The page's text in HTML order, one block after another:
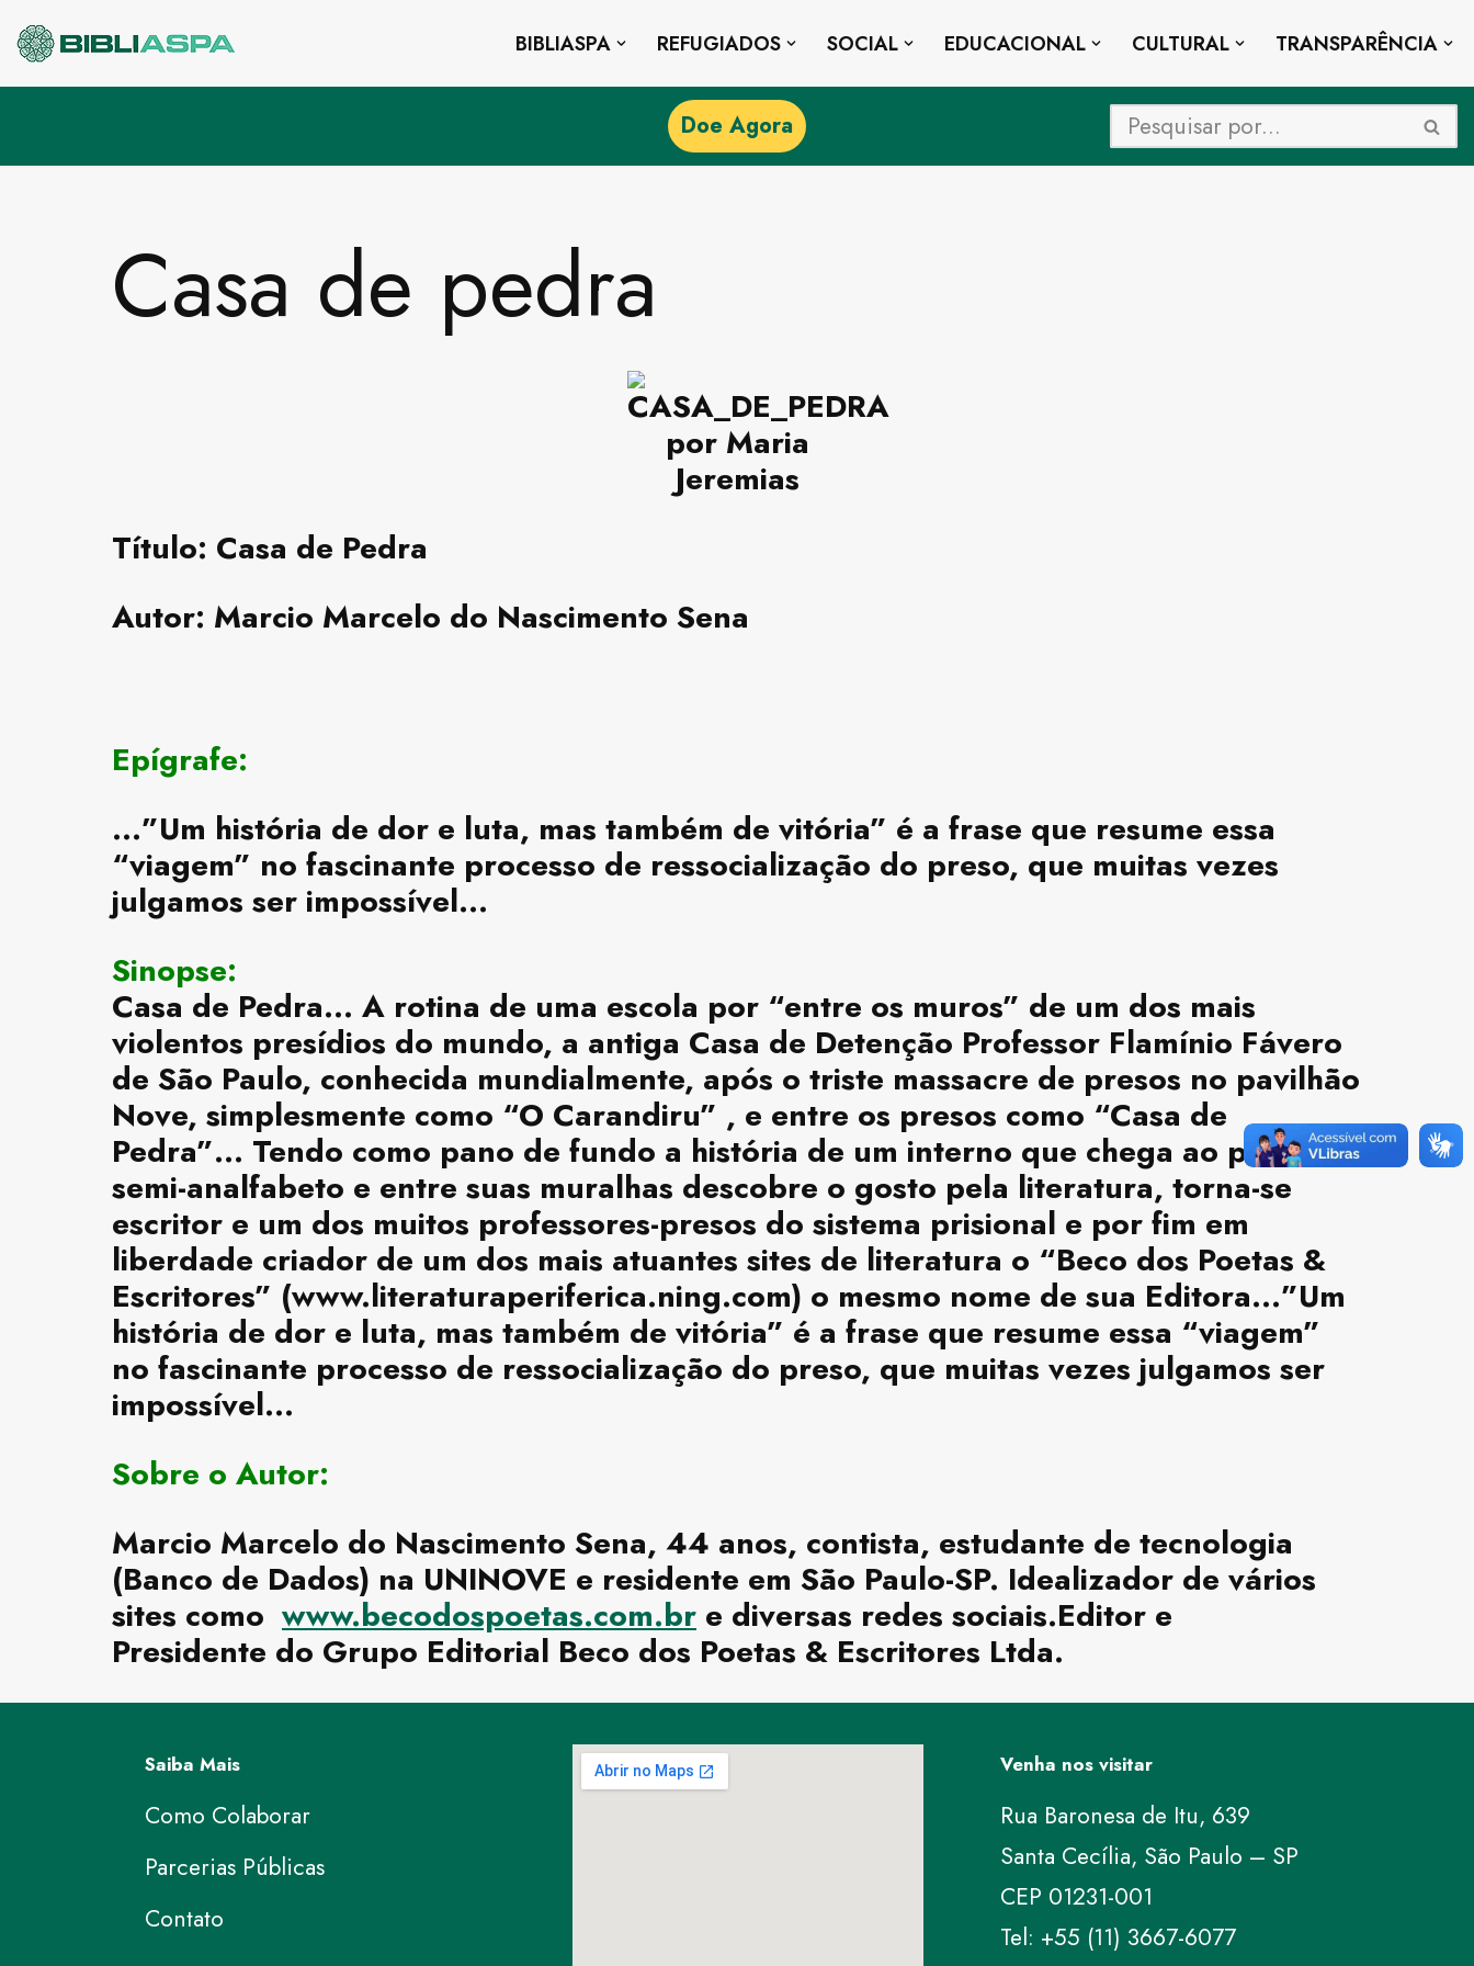
Pular
BIBLIASPA REFUGIADOS SOCIAL EDUCACIONAL CULTURAL TRANSPARÊNCIA
Doe Agora
Casa de pedra
Título: Casa de Pedra
Autor: Marcio Marcelo do Nascimento Sena
Epígrafe:
…”Um história de dor e luta, mas também de vitória” é a frase que resume essa
“viagem” no fascinante processo de ressocialização do preso, que muitas vezes
julgamos ser impossível…
Sinopse:
Casa de Pedra… A rotina de uma escola por “entre os muros” de um dos mais
violentos presídios do mundo, a antiga Casa de Detenção Professor Flamínio Fávero
de São Paulo, conhecida mundialmente, após o triste massacre de presos no pavilhão
Nove, simplesmente como “O Carandiru” , e entre os presos como “Casa de
Pedra”… Tendo como pano de fundo a história de um interno que chega ao presídio
semi-analfabeto e entre suas muralhas descobre o gosto pela literatura, torna-se
escritor e um dos muitos professores-presos do sistema prisional e por fim em
liberdade criador de um dos mais atuantes sites de literatura o “Beco dos Poetas &
Escritores” (www.literaturaperiferica.ning.com) o mesmo nome de sua Editora…”Um
história de dor e luta, mas também de vitória” é a frase que resume essa “viagem”
no fascinante processo de ressocialização do preso, que muitas vezes julgamos ser
impossível…
Sobre o Autor:
Marcio Marcelo do Nascimento Sena, 44 anos, contista, estudante de tecnologia
(Banco de Dados) na UNINOVE e residente em São Paulo-SP. Idealizador de vários
sites como www.becodospoetas.com.br e diversas redes sociais.Editor e
Presidente do Grupo Editorial Beco dos Poetas & Escritores Ltda.
Saiba Mais
Como Colaborar
Parcerias Públicas
Contato
Venha nos visitar
Rua Baronesa de Itu, 639
Santa Cecília, São Paulo – SP
CEP 01231-001
Tel: +55 (11) 3667-6077